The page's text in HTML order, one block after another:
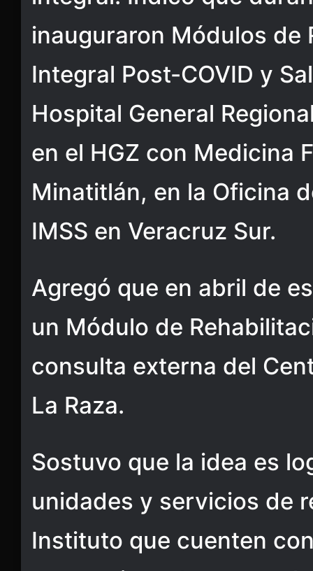
inauguraron Módulos de
Integral Post-COVID y
Hospital General
en el HGZ con Medicina
Minatitlán, en la Oficina
IMSS en Veracruz Sur.
Agregó que en abril de
un Módulo de
consulta externa del
La Raza.
Sostuvo que la idea es
unidades y servicios de
Instituto que cuenten